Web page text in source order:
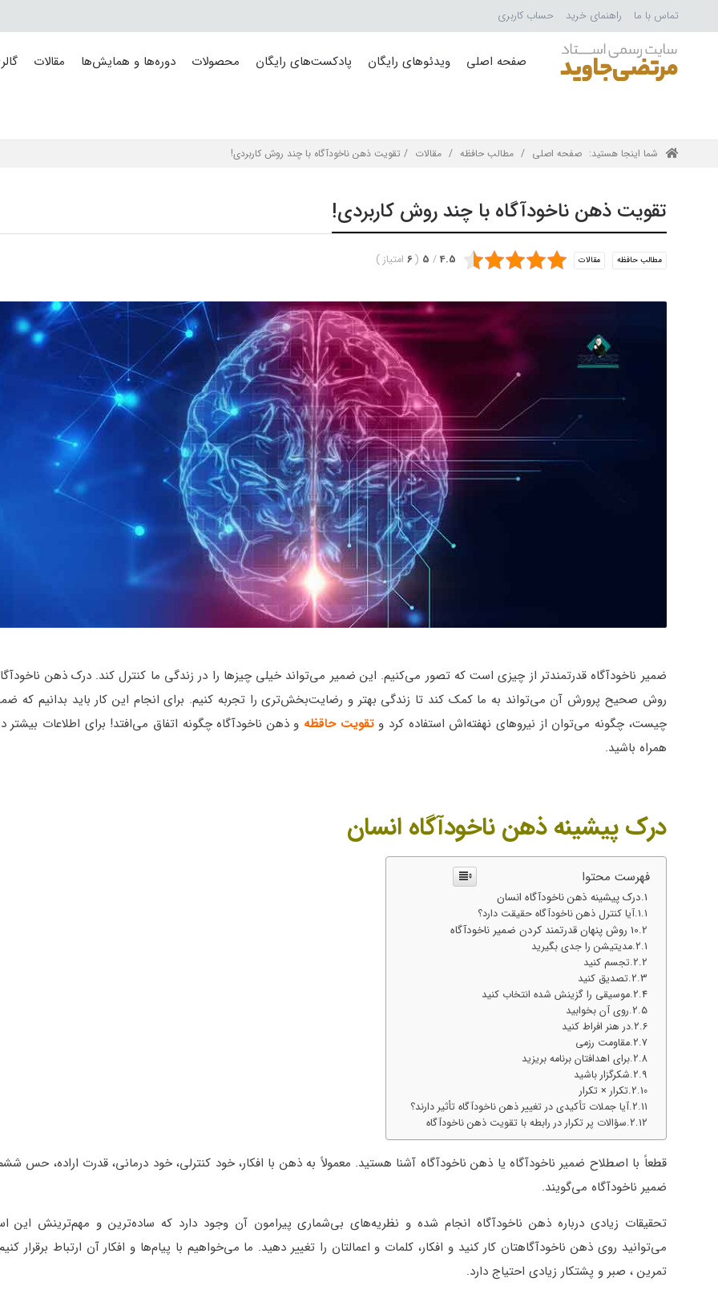
تماس با ما راهنمای خرید حساب کاربری
صفحه اصلی ویدئوهای رایگان پادکست‌های رایگان محصولات دوره‌ها و همایش‌ها مقالات
شما اینجا هستید: صفحه اصلی / مطالب حافظه / مقالات / تقویت ذهن ناخودآگاه با چند روش کاربردی!
تقویت ذهن ناخودآگاه با چند روش کاربردی!
مطالب حافظه مقالات 4.5
/
5
(
6 امتیاز)
ضمیر ناخودآگاه قدرتمندتر از چیزی است که تصور می‌کنیم. این ضمیر می‌تواند خیلی چیزها را در زندگی ما کنترل کند. درک ذهن
روش صحیح پرورش آن می‌تواند به ما کمک کند تا زندگی بهتر و رضایت‌بخش‌تری را تجربه کنیم. برای انجام این کار باید بدانیم که
چیست، چگونه می‌توان از نیروهای نهفته‌اش استفاده کرد وتقویت حاقظه و ذهن ناخودآگاه چگونه اتفاق می‌افتد! برای اطلاعات بیشتر
همراه باشید.
درک پیشینه ذهن ناخودآگاه انسان
فهرست محتوا
درک پیشینه ذهن ناخودآگاه انسان
آیا کنترل ذهن ناخودآگاه حقیقت دارد؟
10 روش پنهان قدرتمند کردن ضمیر ناخودآگاه
مدیتیشن را جدی بگیرید
تجسم کنید
تصدیق کنید
موسیقی را گزینش شده انتخاب کنید
روی آن بخوابید
در هنر افراط کنید
مقاومت رزمی
برای اهدافتان برنامه بریزید
شکرگزار باشید
تکرار × تکرار
آیا جملات تأکیدی در تغییر ذهن ناخودآگاه تأثیر دارند؟
سؤالات پر تکرار در رابطه با تقویت ذهن ناخودآگاه
قطعاً با اصطلاح ضمیر ناخودآگاه یا ذهن ناخودآگاه آشنا هستید. معمولاً به ذهن با افکار، خود کنترلی، خود درمانی، قدرت اراده، حس
ضمیر ناخودآگاه می‌گویند.
تحقیقات زیادی درباره ذهن ناخودآگاه انجام شده و نظریه‌های بی‌شماری پیرامون آن وجود دارد که ساده‌ترین و مهم‌ترینش این
می‌توانید روی ذهن ناخودآگاهتان کار کنید و افکار، کلمات و اعمالتان را تغییر دهید. ما می‌خواهیم با پیام‌ها و افکار آن ارتباط برقرار
تمرین ، صبر و پشتکار زیادی احتیاج دارد.